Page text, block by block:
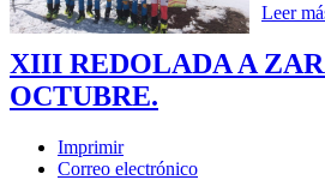
Leer
XIII REDOLADA A
OCTUBRE.
Imprimir
Correo electrónico